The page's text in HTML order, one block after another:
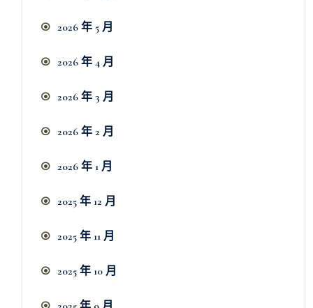
2026 年 5 月
2026 年 4 月
2026 年 3 月
2026 年 2 月
2026 年 1 月
2025 年 12 月
2025 年 11 月
2025 年 10 月